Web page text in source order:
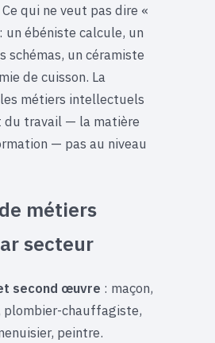
qui ne veut pas dire «
un ébéniste calcule, un
schémas, un céramiste
de cuisson. La
métiers intellectuels
travail — la matière
— pas au niveau
métiers
secteur
second œuvre : maçon,
plombier-chauffagiste,
peintre.